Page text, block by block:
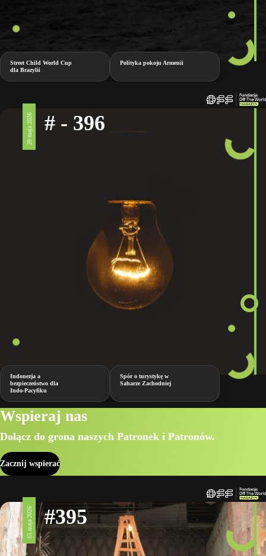
Street Child World Cup
dla Brazylii
Polityka pokoju Armenii
29 maja 2026 # - 396
Indonezja a
bezpieczeństwo dla
Indo-Pacyfiku
Spór o turystykę w
Saharze Zachodniej
Wspieraj nas
Dołącz do grona naszych Patronek i Patronów.
Zacznij wspierać
15 maja 2026 #395